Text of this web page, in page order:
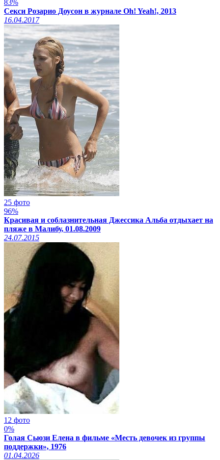
83%
Секси Розарио Доусон в журнале Oh! Yeah!, 2013
16.04.2017
25 фото
96%
Красивая и соблазнительная Джессика Альба отдыхает на
пляже в Малибу, 01.08.2009
24.07.2015
12 фото
0%
Голая Сьюзи Елена в фильме «Месть девочек из группы
поддержки», 1976
01.04.2026